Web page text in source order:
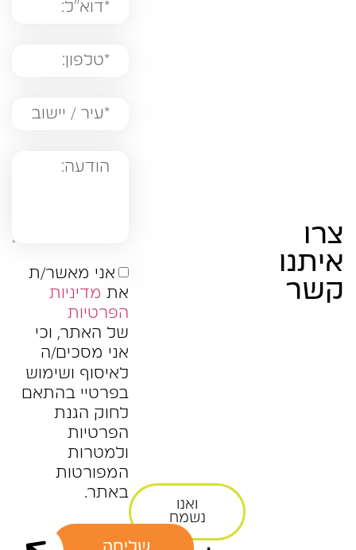
צרו
איתנו
קשר
ואנו
נשמח
אני מאשר/ת
את מדיניות
הפרטיות
של האתר, וכי
אני מסכים/ה
לאיסוף ושימוש
בפרטיי בהתאם
לחוק הגנת
הפרטיות
ולמטרות
המפורטות
באתר.